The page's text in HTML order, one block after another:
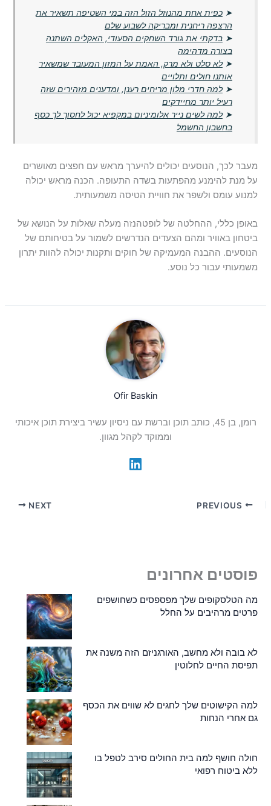
➤כפית אחת מהנוזל הזול הזה במי השטיפה תשאיר את
הרצפה ריחנית ומבריקה לשבוע שלם
➤בדקתי את גורד השחקים הסעודי, האקלים השתנה
בצורה מדהימה
➤לא סלט ולא מרק, האמת על המזון המעובד שמשאיר
אותנו חולים ותלויים
➤למה חדרי מלון מריחים רענן, ומדענים מזהירים שזה
רעיל יותר מחיידקים
➤למה לשים נייר אלומיניום במקפיא יכול לחסוך לך כסף
בחשבון החשמל
מעבר לכך, הנוסעים יכולים להיערך מראש עם חפצים מאושרים
על מנת להימנע מהפתעות בשדה התעופה. הכנה מראש יכולה
למנוע עומס ולשפר את חוויית הטיסה משמעותית.
באופן כללי, ההחלטה של לופטהנזה מעלה שאלות על הנושא של
ביטחון באוויר ומהם הצעדים הנדרשים לשמור על בטיחותם של
הנוסעים. ההבנה המעמיקה של חוקים ותקנות יכולה להוות יתרון
משמעותי עבור כל נוסע.
Ofir Baskin
רומן, בן 45, כותב תוכן וברשת עם ניסיון עשיר ביצירת תוכן איכותי
וממוקד לקהל מגוון.
NEXT
פוסטים אחרונים
מה הטלסקופים שלך מפספסים כשחושפים
פרטים מרהיבים על החלל
לא בובה ולא מחשב, האורגניזם הזה משנה את
תפיסת החיים לחלוטין
למה הקישוטים שלך לחגים לא שווים את הכסף
גם אחרי הנחות
חולה חושף למה בית החולים סירב לטפל בו
ללא ביטוח רפואי